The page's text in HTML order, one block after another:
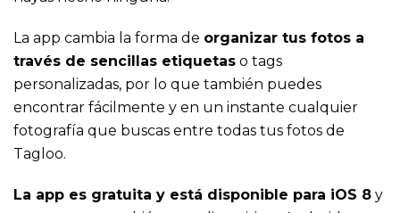
La app cambia la forma de organizar tus fotos a
través de sencillas etiquetas o tags
personalizadas, por lo que también puedes
encontrar fácilmente y en un instante cualquier
fotografía que buscas entre todas tus fotos de
Tagloo.
La app es gratuita y está disponible para iOS 8 y